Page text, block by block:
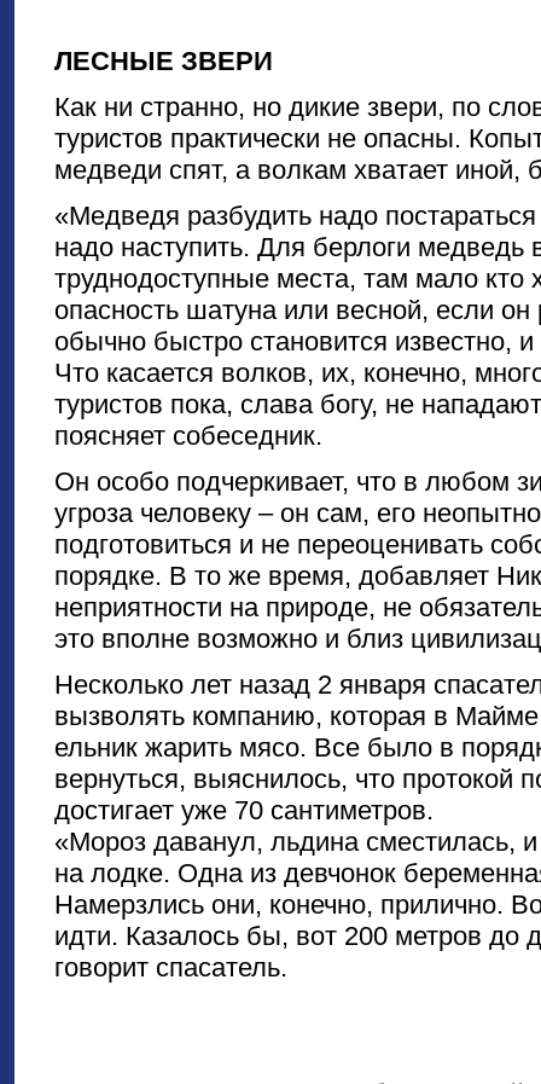
ЛЕСНЫЕ ЗВЕРИ
Как ни странно, но дикие звери, по
туристов практически не опасны.
медведи спят, а волкам хватает иной,
«Медведя разбудить надо
надо наступить. Для берлоги медведь
труднодоступные места, там мало кто
опасность шатуна или весной, если
обычно быстро становится известно,
Что касается волков, их, конечно,
туристов пока, слава богу, не
поясняет собеседник.
Он особо подчеркивает, что в любом
угроза человеку – он сам, его
подготовиться и не переоценивать
порядке. В то же время, добавляет
неприятности на природе, не
это вполне возможно и близ
Несколько лет назад 2 января
вызволять компанию, которая в
ельник жарить мясо. Все было в
вернуться, выяснилось, что протокой
достигает уже 70 сантиметров.
«Мороз даванул, льдина сместилась,
на лодке. Одна из девчонок
Намерзлись они, конечно, прилично.
идти. Казалось бы, вот 200 метров
говорит спасатель.